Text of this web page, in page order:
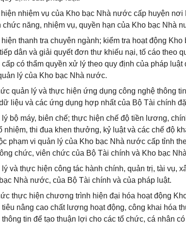
nhiệm vụ của Kho bạc Nhà nước cấp huyện
chức năng, nhiệm vụ, quyền hạn của Kho bạc Nhà
thanh tra chuyên ngành; kiểm tra hoạt động
dân và giải quyết đơn thư khiếu nại, tố cáo theo
cấp có thẩm quyền xử lý theo quy định của pháp
lý của Kho bạc Nhà nước.
quản lý và thực hiện ứng dụng công nghệ thông
liệu và các ứng dụng hợp nhất của Bộ Tài chính
lý bộ máy, biên chế; thực hiện chế độ tiền lương,
nhiệm, thi đua khen thưởng, kỷ luật và các chế độ
phạm vi quản lý của Kho bạc Nhà nước cấp tỉnh
chức, viên chức của Bộ Tài chính và Kho bạc
lý và thực hiện công tác hành chính, quản trị, tài vụ,
Nhà nước, của Bộ Tài chính và của pháp luật.
thực hiện chương trình hiện đại hóa hoạt động
tiêu nâng cao chất lượng hoạt động, công khai hóa
thông tin để tạo thuận lợi cho các tổ chức, cá nhân